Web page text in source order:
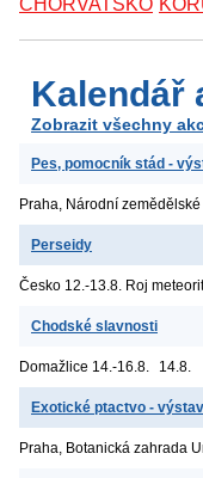
Kalendář
Zobrazit všechny
Pes, pomocník stád -
Praha, Národní
Perseidy
Česko 12.-13.8. Roj
Chodské slavnosti
Domažlice 14.-16.8. 14.8.
Exotické ptactvo -
Praha, Botanická zahrada